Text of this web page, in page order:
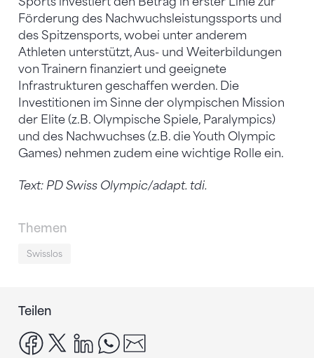
Förderung des Nachwuchsleistungssports und
des Spitzensports, wobei unter anderem
Athleten unterstützt, Aus- und Weiterbildungen
von Trainern finanziert und geeignete
Infrastrukturen geschaffen werden. Die
Investitionen im Sinne der olympischen Mission
der Elite (z.B. Olympische Spiele, Paralympics)
und des Nachwuchses (z.B. die Youth Olympic
Games) nehmen zudem eine wichtige Rolle ein.
Text: PD Swiss Olympic/adapt. tdi.
Themen
Swisslos
Teilen
facebook
x linkedinwhatsapp